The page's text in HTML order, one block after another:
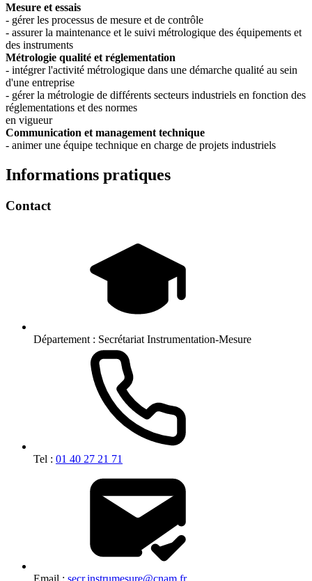
Mesure et essais
- gérer les processus de mesure et de contrôle
- assurer la maintenance et le suivi métrologique des équipements et
des instruments
Métrologie qualité et réglementation
- intégrer l'activité métrologique dans une démarche qualité au sein
d'une entreprise
- gérer la métrologie de différents secteurs industriels en fonction des
réglementations et des normes
en vigueur
Communication et management technique
- animer une équipe technique en charge de projets industriels
Informations pratiques
Contact
Département : Secrétariat Instrumentation-Mesure
Tel : 01 40 27 21 71